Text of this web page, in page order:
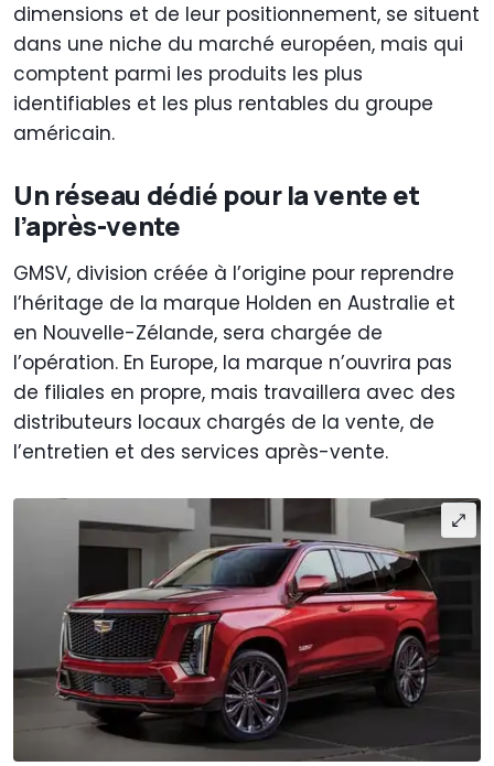
dimensions et de leur positionnement, se situent
dans une niche du marché européen, mais qui
comptent parmi les produits les plus
identifiables et les plus rentables du groupe
américain.
Un réseau dédié pour la vente et
l’après-vente
GMSV, division créée à l’origine pour reprendre
l’héritage de la marque Holden en Australie et
en Nouvelle-Zélande, sera chargée de
l’opération. En Europe, la marque n’ouvrira pas
de filiales en propre, mais travaillera avec des
distributeurs locaux chargés de la vente, de
l’entretien et des services après-vente.